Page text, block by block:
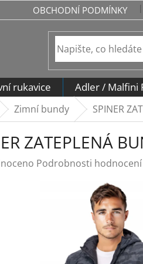
OBCHODNÍ PODMÍNKY
rukavice Adler / Malfini
Zimní bundy SPINER
ZATEPLENÁ
Podrobnosti hodnocení